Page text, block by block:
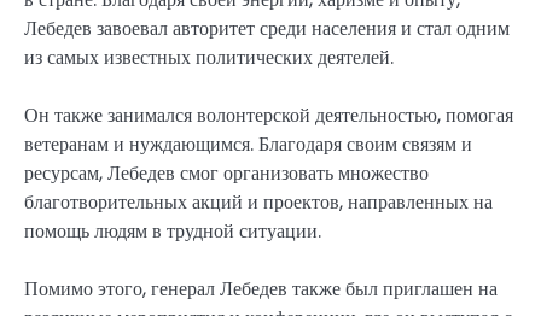
Лебедев завоевал авторитет среди населения и стал одним
из самых известных политических деятелей.
Он также занимался волонтерской деятельностью, помогая
ветеранам и нуждающимся. Благодаря своим связям и
ресурсам, Лебедев смог организовать множество
благотворительных акций и проектов, направленных на
помощь людям в трудной ситуации.
Помимо этого, генерал Лебедев также был приглашен на